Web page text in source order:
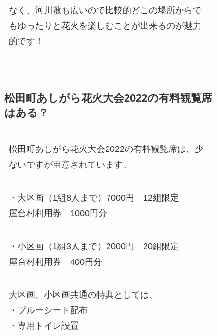
なく、河川敷も広いので比較的どこの場所からで
もゆったりと花火を楽しむことが出来るのが魅力
的です！
松田町あしがら花火大会2022の有料観覧席
はある？
松田町あしがら花火大会2022の有料観覧席は、少
ないですが用意されています。
・大区画（1組8人まで）7000円 12組限定
屋台村利用券 1000円分
・小区画（1組3人まで）2000円 20組限定
屋台村利用券 400円分
大区画、小区画共通の特典としては、
・ブルーシート配布
・専用トイレ設置